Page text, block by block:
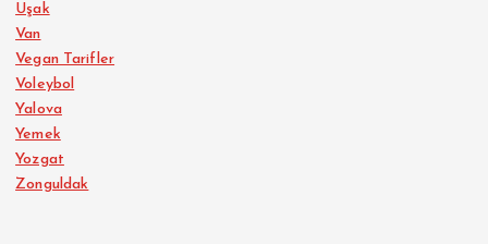
Uşak
Van
Vegan Tarifler
Voleybol
Yalova
Yemek
Yozgat
Zonguldak